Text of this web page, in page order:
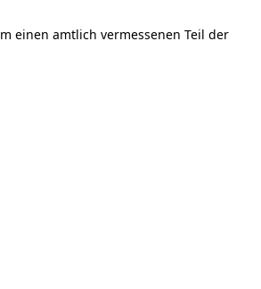
einen amtlich vermessenen Teil der